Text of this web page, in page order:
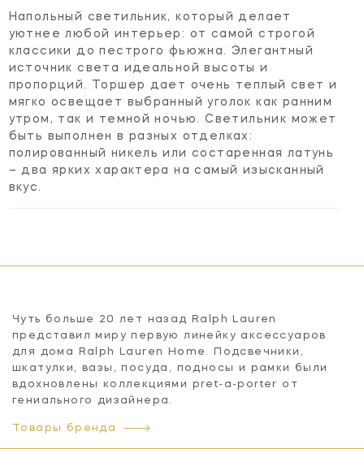
Напольный светильник, который делает
уютнее любой интерьер: от самой строгой
классики до пестрого фьюжна. Элегантный
источник света идеальной высоты и
пропорций. Торшер дает очень теплый свет и
мягко освещает выбранный уголок как ранним
утром, так и темной ночью. Светильник может
быть выполнен в разных отделках:
полированный никель или состаренная латунь
– два ярких характера на самый изысканный
вкус.
Чуть больше 20 лет назад Ralph Lauren
представил миру первую линейку аксессуаров
для дома Ralph Lauren Home. Подсвечники,
шкатулки, вазы, посуда, подносы и рамки были
вдохновлены коллекциями pret-a-porter от
гениального дизайнера.
Товары бренда